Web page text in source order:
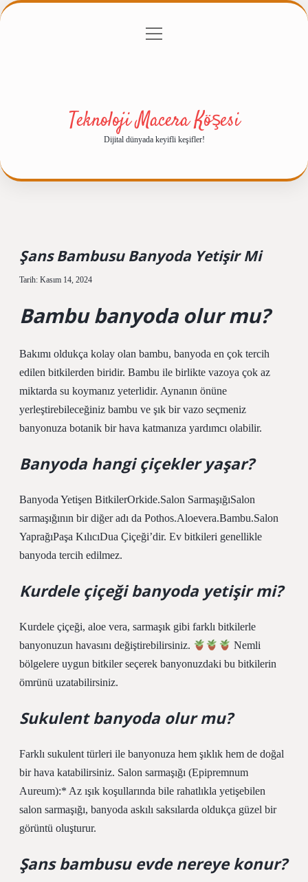
Gizlilik Politikası
menüyü
Teknoloji Macera Köşesi
Dijital dünyada keyifli keşifler!
Şans Bambusu Banyoda Yetişir Mi
Tarih: Kasım 14, 2024
Bambu banyoda olur mu?
Bakımı oldukça kolay olan bambu, banyoda en çok tercih
edilen bitkilerden biridir. Bambu ile birlikte vazoya çok az
miktarda su koymanız yeterlidir. Aynanın önüne
yerleştirebileceğiniz bambu ve şık bir vazo seçmeniz
banyonuza botanik bir hava katmanıza yardımcı olabilir.
Banyoda hangi çiçekler yaşar?
Banyoda Yetişen BitkilerOrkide.Salon SarmaşığıSalon
sarmaşığının bir diğer adı da Pothos.Aloevera.Bambu.Salon
YaprağıPaşa KılıcıDua Çiçeği’dir. Ev bitkileri genellikle
banyoda tercih edilmez.
Kurdele çiçeği banyoda yetişir mi?
Kurdele çiçeği, aloe vera, sarmaşık gibi farklı bitkilerle
banyonuzun havasını değiştirebilirsiniz.
Nemli
bölgelere uygun bitkiler seçerek banyonuzdaki bu bitkilerin
ömrünü uzatabilirsiniz.
Sukulent banyoda olur mu?
Farklı sukulent türleri ile banyonuza hem şıklık hem de doğal
bir hava katabilirsiniz. Salon sarmaşığı (Epipremnum
Aureum):* Az ışık koşullarında bile rahatlıkla yetişebilen
salon sarmaşığı, banyoda askılı saksılarda oldukça güzel bir
görüntü oluşturur.
Şans bambusu evde nereye konur?